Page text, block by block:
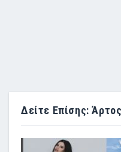
Δείτε Επίσης: